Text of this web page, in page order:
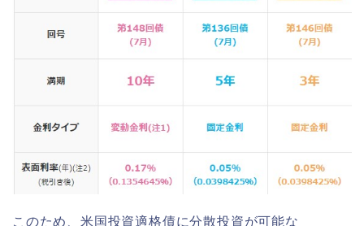
このため、米国投資適格債に分散投資が可能な